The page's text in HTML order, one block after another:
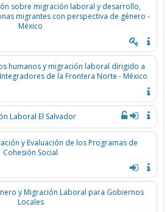
sobre migración laboral y desarrollo,
migrantes con perspectiva de género -
México
humanos y migración laboral dirigido a
de la Frontera Norte - México
Laboral El Salvador
y Evaluación de los Programas de
Cohesión Social
y Migración Laboral para Gobiernos
Locales